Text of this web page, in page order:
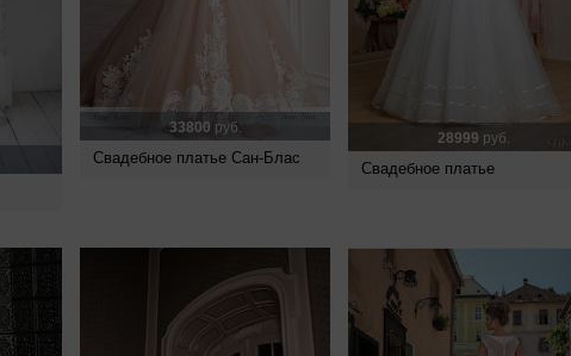
33800 руб.
Свадебное платье Сан-Блас
28999 руб.
Свадебное платье